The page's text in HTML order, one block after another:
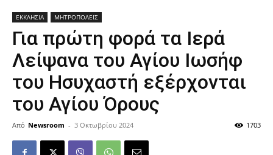
ΕΚΚΛΗΣΙΑ ΜΗΤΡΟΠΟΛΕΙΣ
Για πρώτη φορά τα Ιερά
Λείψανα του Αγίου Ιωσήφ
του Ησυχαστή εξέρχονται
του Αγίου Όρους
Από Newsroom - 3 Οκτωβρίου 2024 1703